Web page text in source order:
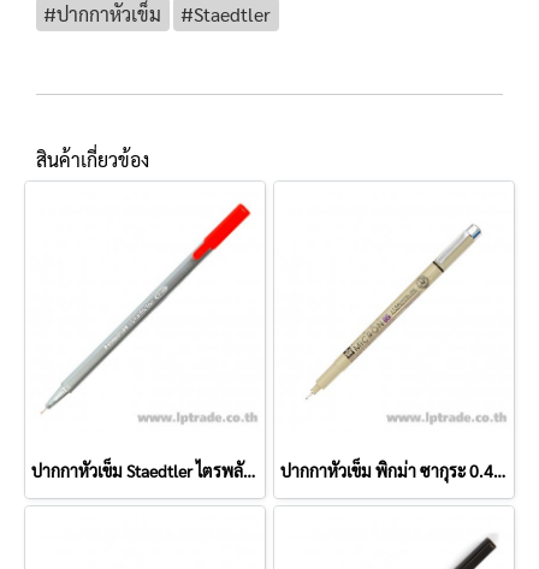
#ปากกาหัวเข็ม #Staedtler
สินค้าเกี่ยวข้อง
ปากกาหัวเข็ม Staedtler ไตรพลัส 334-2 สีแดง ปากกาหัวเข็ม พิกม่า ซากุระ 0.45 มม. สีดำ